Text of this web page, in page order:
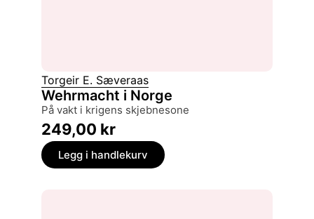
Torgeir E. Sæveraas
Wehrmacht i Norge
på vakt i krigens skjebnesone
249,00 kr
Legg i handlekurv